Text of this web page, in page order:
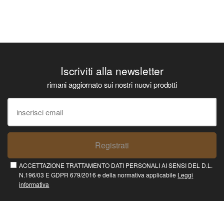
Iscriviti alla newsletter
rimani aggiornato sui nostri nuovi prodotti
Registrati
ACCETTAZIONE TRATTAMENTO DATI PERSONALI AI SENSI DEL D.L.
N.196/03 E GDPR 679/2016 e della normativa applicabile Leggi
informativa